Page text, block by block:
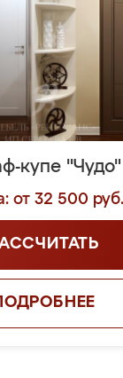
купе "Чудо"
от 32 500 руб.